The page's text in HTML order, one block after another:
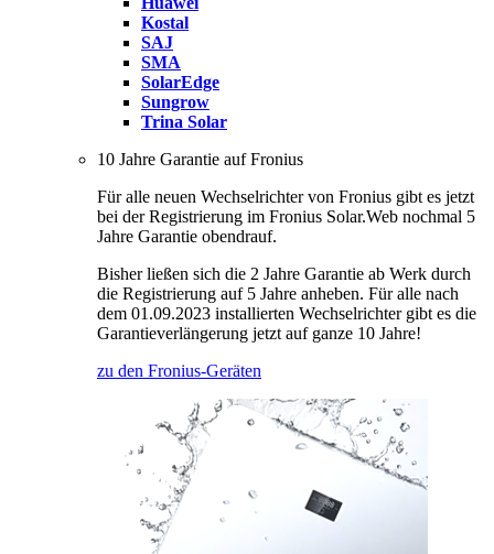
Kostal
SAJ
SMA
SolarEdge
Sungrow
Trina Solar
10 Jahre Garantie auf Fronius
Für alle neuen Wechselrichter von Fronius gibt es jetzt
bei der Registrierung im Fronius Solar.Web nochmal 5
Jahre Garantie obendrauf.
Bisher ließen sich die 2 Jahre Garantie ab Werk durch
die Registrierung auf 5 Jahre anheben. Für alle nach
dem 01.09.2023 installierten Wechselrichter gibt es die
Garantieverlängerung jetzt auf ganze 10 Jahre!
zu den Fronius-Geräten